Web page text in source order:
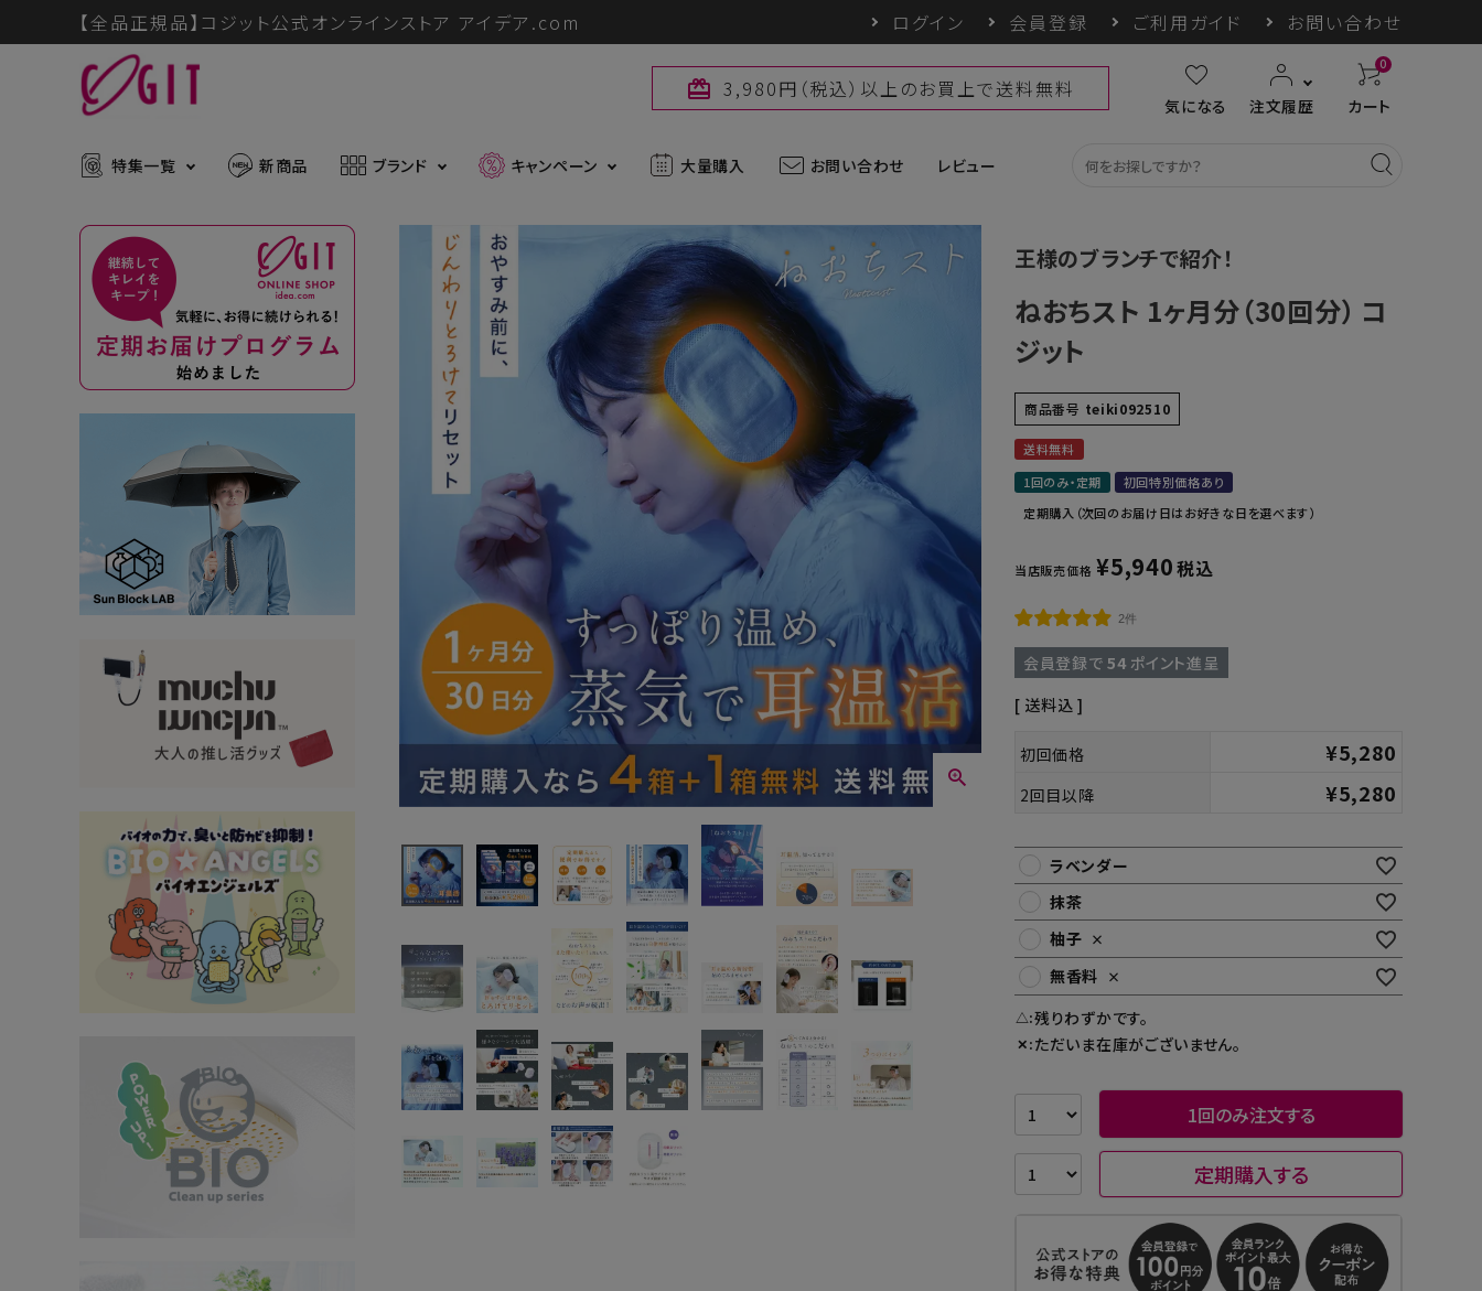
【全品正規品】コジット公式オンラインストア アイデア.com ログイン 会員登録 ご利用ガイド お問い合わせ
card_giftcard 3,980円（税込）以上のお買上で送料無料
気になる 注文履歴
0
カート
特集一覧
最新入荷アイテム
メディア掲載アイテム 暑さ・紫外線対策グッズ ブランド一覧
推し活グッズ 掃除グッズ アウトドアグッズ 収納グッズ
ボディケアグッズ ヘアケアグッズ
大量購入・法人
新商品 ブランド
muchu muchu Sun Block LAB パワーバイオ uchimore COGIT防災
キャンペーン 大量購入 お問い合わせ レビュー
ACCOUNT MENU
ようこそ ゲスト 様
暑さ・紫外線対策グッズ
ボディメイクグッズ
アウトドア・トラベル
王様のブランチで紹介！
ねおちスト 1ヶ月分（30回分） コ
ジット
商品番号 teiki092510
送料無料
1回のみ・定期
初回特別価格あり
定期購入（次回のお届け日はお好きな日を選べます）
当店販売価格 ¥5,940税込
2件
会員登録で 54 ポイント進呈
送料込
初回価格 ¥5,280
2回目以降 ¥5,280
ラベンダー
抹茶
柚子 ×
無香料 ×
△ 残りわずかです。
✕ ただいま在庫がございません。
1回のみ注文する
定期購入する